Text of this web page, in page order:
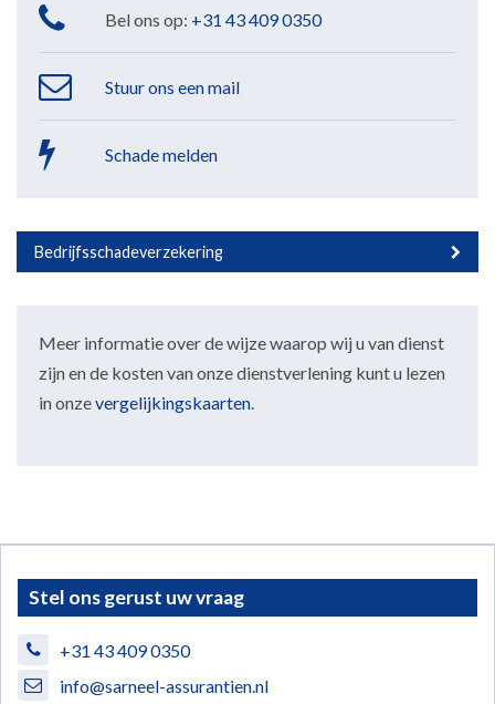
Bel ons op: +31 43 409 0350
Stuur ons een mail
Schade melden
Bedrijfsschadeverzekering
Meer informatie over de wijze waarop wij u van dienst
zijn en de kosten van onze dienstverlening kunt u lezen
in onzevergelijkingskaarten
Stel ons gerust uw vraag
+31 43 409 0350
info@sarneel-assurantien.nl